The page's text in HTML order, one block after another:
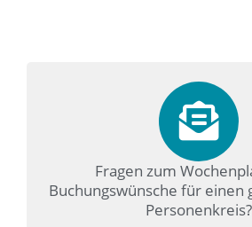
Fragen zum
Buchungswünsche für einen
Personenkreis?